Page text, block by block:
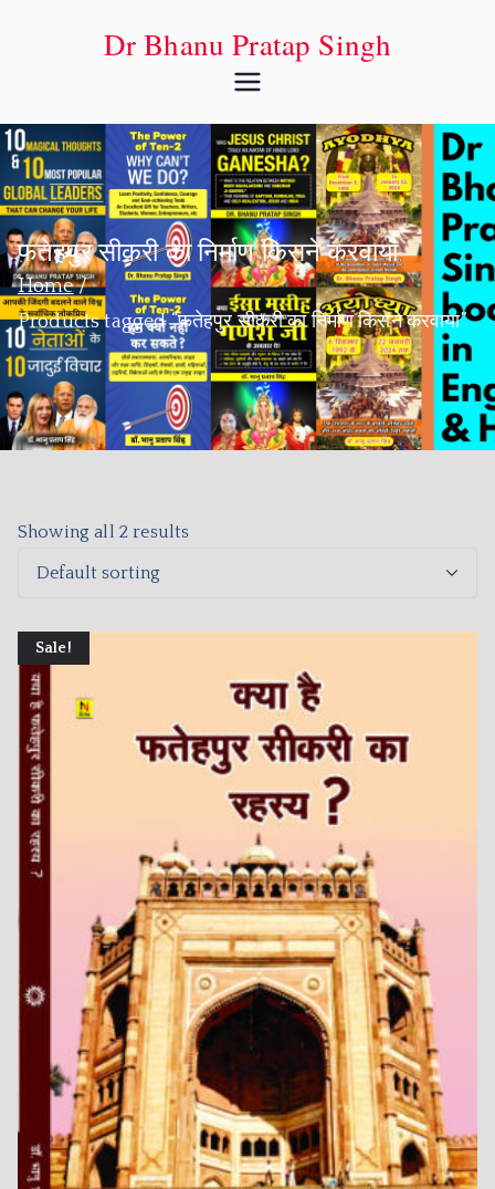
Dr Bhanu Pratap Singh
फतेहपुर सीकरी का निर्माण किसने करवाया
Home
Products tagged “फतेहपुर सीकरी का निर्माण किसने करवाया”
Showing all 2 results
Sale!